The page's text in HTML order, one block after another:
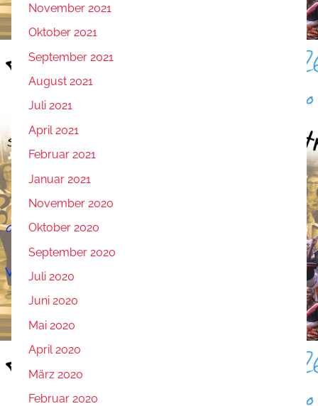
November 2021
Oktober 2021
September 2021
August 2021
Juli 2021
April 2021
Februar 2021
Januar 2021
November 2020
Oktober 2020
September 2020
Juli 2020
Juni 2020
Mai 2020
April 2020
März 2020
Februar 2020